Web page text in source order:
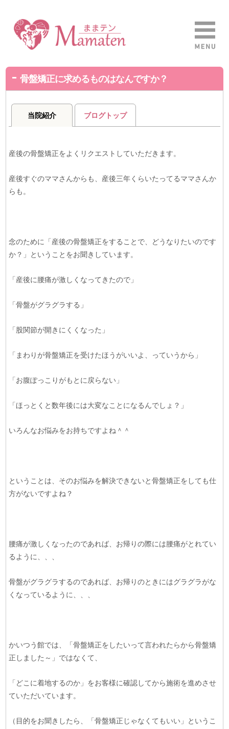
骨盤矯正に求めるものはなんですか？
当院紹介 ブログトップ
産後の骨盤矯正をよくリクエストしていただきます。
産後すぐのママさんからも、産後三年くらいたってるママさんか
らも。
念のために「産後の骨盤矯正をすることで、どうなりたいのです
か？」ということをお聞きしています。
「産後に腰痛が激しくなってきたので」
「骨盤がグラグラする」
「股関節が開きにくくなった」
「まわりが骨盤矯正を受けたほうがいいよ、っていうから」
「お腹ぽっこりがもとに戻らない」
「ほっとくと数年後には大変なことになるんでしょ？」
いろんなお悩みをお持ちですよね＾＾
ということは、そのお悩みを解決できないと骨盤矯正をしても仕
方がないですよね？
腰痛が激しくなったのであれば、お帰りの際には腰痛がとれてい
るように、、、
骨盤がグラグラするのであれば、お帰りのときにはグラグラがな
くなっているように、、、
かいつう館では、「骨盤矯正をしたいって言われたらから骨盤矯
正しました～」ではなくて、
「どこに着地するのか」をお客様に確認してから施術を進めさせ
ていただいています。
（目的をお聞きしたら、「骨盤矯正じゃなくてもいい」というこ